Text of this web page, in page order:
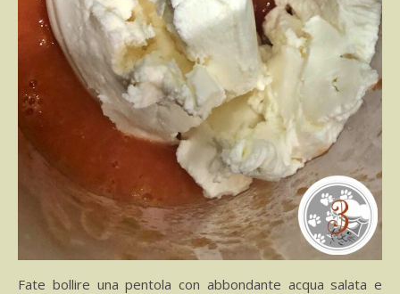
Fate bollire una pentola con abbondante acqua salata e